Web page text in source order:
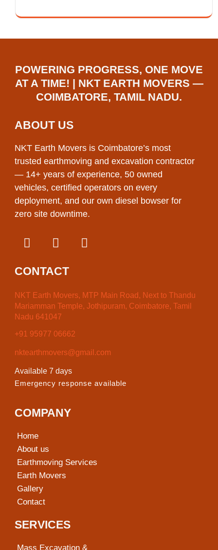
POWERING PROGRESS, ONE MOVE
AT A TIME! | NKT EARTH MOVERS —
COIMBATORE, TAMIL NADU.
ABOUT US
NKT Earth Movers is Coimbatore’s most
trusted earthmoving and excavation contractor
— 14+ years of experience, 50 owned
vehicles, certified operators on every
deployment, and our own diesel bowser for
zero site downtime.
CONTACT
NKT Earth Movers, MTP Main Road, Next to Thandu
Mariamman Temple, Jothipuram, Coimbatore, Tamil
Nadu 641047
+91 95977 06662
nktearthmovers@gmail.com
Available 7 days
Emergency response available
COMPANY
Home
About us
Earthmoving Services
Earth Movers
Gallery
Contact
SERVICES
Mass Excavation &